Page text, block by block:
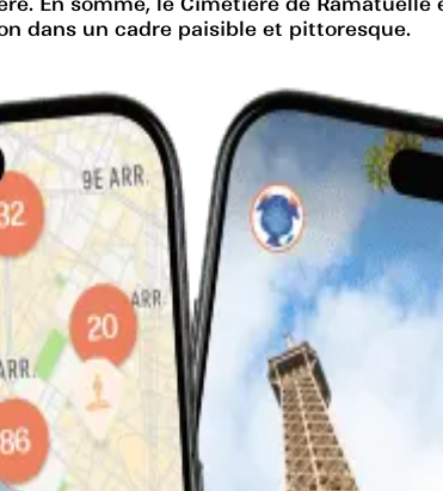
dans un cadre paisible et pittoresque.